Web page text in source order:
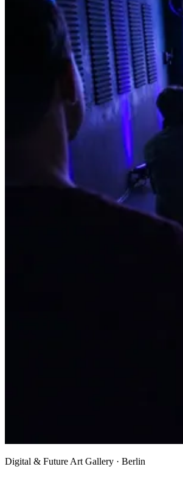
Digital & Future Art Gallery · Berlin